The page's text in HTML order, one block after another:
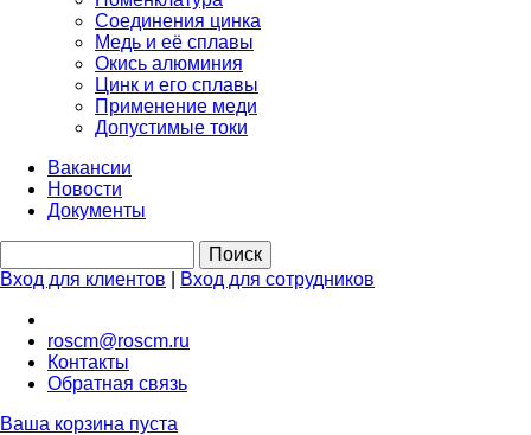
Соединения цинка
Медь и её сплавы
Окись алюминия
Цинк и его сплавы
Применение меди
Допустимые токи
Вакансии
Новости
Документы
Вход для клиентов Вход для сотрудников
roscm@roscm.ru
Контакты
Обратная связь
Ваша корзина пуста